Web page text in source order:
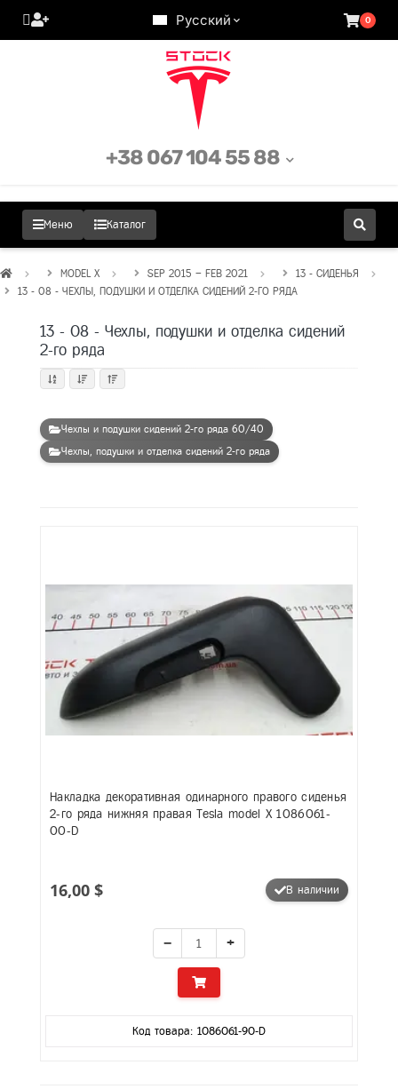
Русский 0
Меню Каталог
+38 067 104 55 88
MODEL X SEP 2015 – FEB 2021
13 - СИДЕНЬЯ
13 - 08 - ЧЕХЛЫ, ПОДУШКИ И ОТДЕЛКА СИДЕНИЙ 2-ГО РЯДА
13 - 08 - Чехлы, подушки и отделка сидений
2-го ряда
Чехлы и подушки сидений 2-го ряда 60/40
Чехлы, подушки и отделка сидений 2-го ряда
Накладка декоративная одинарного правого сиденья
2-го ряда нижняя правая Tesla model X 1086061-
00-D
16,00 $ В наличии
− +
Код товара: 1086061-90-D